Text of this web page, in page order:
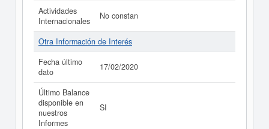
Actividades
Internacionales
No constan
Otra Información de Interés
Fecha último
dato
17/02/2020
Último Balance
disponible en
nuestros
Informes
SI